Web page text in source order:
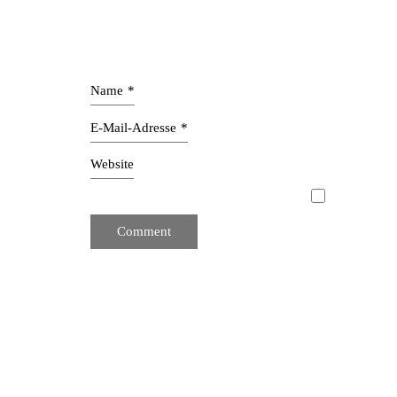
Name *
E-Mail-Adresse *
Website
Mit unserer Innenarchitektur schaffen wir
Interior Design zeichnet sich durch schlichte Klarheit
aus Designern und Innenarchitekten. Wir